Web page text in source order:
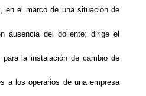
en el marco de una situacion de
ausencia del doliente; dirige el
para la instalación de cambio de
a los operarios de una empresa